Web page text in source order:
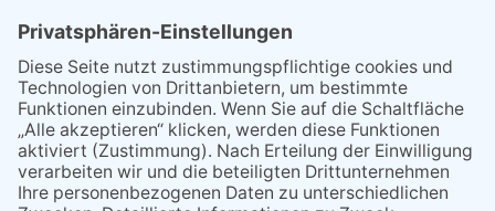
Kommentiert vor: 26 Wochen 20 Stunden
Sperrung für Wassersportler schlägt hohe
Wellen
Sperrung der Stillgewässer
Kommentiert vor:1 Jahr 50 Wochen
Literarischer Rückblick
Alte Schule
Kommentiert vor:3 Jahre 18 Wochen